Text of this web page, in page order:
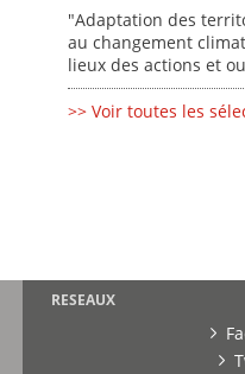
"Adaptation des
au changement
lieux des actions et
>> Voir toutes les
RESEAUX